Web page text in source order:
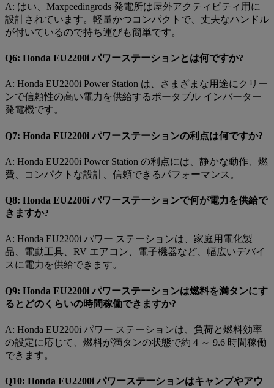
A: はい、Maxpeedingrods 発電所は屋外アクティビティ用に
設計されています。軽量かつコンパクトで、丈夫なハンドル
が付いているので持ち運びも簡単です。
Q6: Honda EU2200i パワーステーションとは何ですか?
A: Honda EU2200i Power Station は、さまざまな用途にクリー
ンで信頼性の高い電力を供給するポータブル インバーター
発電機です。
Q7: Honda EU2200i パワーステーションの利点は何ですか?
A: Honda EU2200i Power Station の利点には、静かな動作、燃
費、コンパクトな設計、信頼できるパフォーマンス。
Q8: Honda EU2200i パワーステーションで何が電力を供給で
きますか?
A: Honda EU2200i パワー ステーションは、家庭用電化製
品、電動工具、RV エアコン、電子機器など、幅広いデバイ
スに電力を供給できます。
Q9: Honda EU2200i パワーステーションは燃料を満タンにす
るとどのくらいの時間稼働できますか?
A: Honda EU2200i パワー ステーションは、負荷と燃料効率
の設定に応じて、燃料が満タンの状態で約 4 ～ 9.6 時間稼働
できます。
Q10: Honda EU2200i パワーステーションはキャンプやアウ